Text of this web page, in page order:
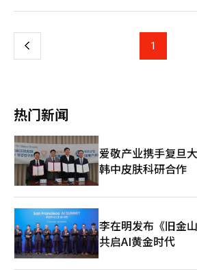
韩国国民健康保险公团日前资料显示，因
124.597万人，较2019年的99.879万人增
同时，韩国整体睡眠结构也出现明显恶化。
年人平均卧床时间约为6小时39分钟，但实
25分钟，明显低于世界卫生组织及医学界普
准。日前的调查结果显示，超过72%的受访
因睡眠质量不佳而影响工作、学习或日常生活状态
不仅停留在疲劳感层面，而开始与焦虑、抑
康风险高度关联，在青少年群体中，这种
得尤为明显。 韩国青少年政策研究院针对3384名初高中生进行的
调查显示，5.2%的受访者曾使用过注意力
治疗药物、食欲抑制剂、安眠药或抗焦虑
疗目的，这一比例甚至高于有吸烟经历者（
治疗药物占全部非医疗使用药物的24.4%。
关药物的青少年中，有23.1%的人每月服药
上 1
热门新闻
爱敬产业携手复旦
韩中皮肤科研合作
李在明发布《旧金
共启AI黄金时代